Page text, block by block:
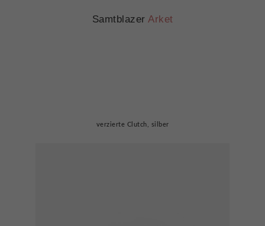
Samtblazer Arket
verzierte Clutch, silber